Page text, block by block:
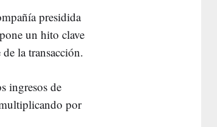
presidida
un hito clave
la transacción.
ingresos de
por